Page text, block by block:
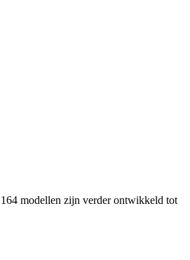
modellen zijn verder ontwikkeld tot